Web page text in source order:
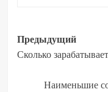
Навигация
записи
Предыдущий
Сколько
Наименьшие